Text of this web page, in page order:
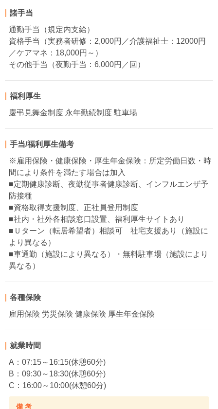
諸手当
通勤手当（規定内支給）
資格手当（実務者研修：2,000円／介護福祉士：12000円
／ケアマネ：18,000円～）
その他手当（夜勤手当：6,000円／回）
福利厚生
慶弔見舞金制度 永年勤続制度 駐車場
手当/福利厚生備考
※雇用保険・健康保険・厚生年金保険：所定労働日数・時
間により条件を満たす場合は加入
■定期健康診断、夜勤従事者健康診断、インフルエンザ予
防接種
■資格取得支援制度、正社員登用制度
■社内・社外各相談窓口設置、福利厚生サイトあり
■Ｕターン（転居希望者）相談可 社宅支援あり（施設に
より異なる）
■車通勤（施設により異なる）・無料駐車場（施設により
異なる）
各種保険
雇用保険 労災保険 健康保険 厚生年金保険
就業時間
A：07:15～16:15(休憩60分)
B：09:30～18:30(休憩60分)
C：16:00～10:00(休憩60分)
備 考